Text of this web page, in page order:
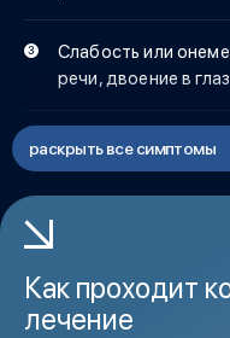
Слабость или
речи, двоение в
Постоянная
обостряется
Изменение
боли, которого
раскрыть все симптомы
Как проходит
лечение